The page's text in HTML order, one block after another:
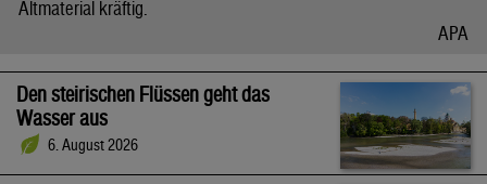
Altmaterial kräftig.
APA
Den steirischen Flüssen geht das
Wasser aus
6. August 2026